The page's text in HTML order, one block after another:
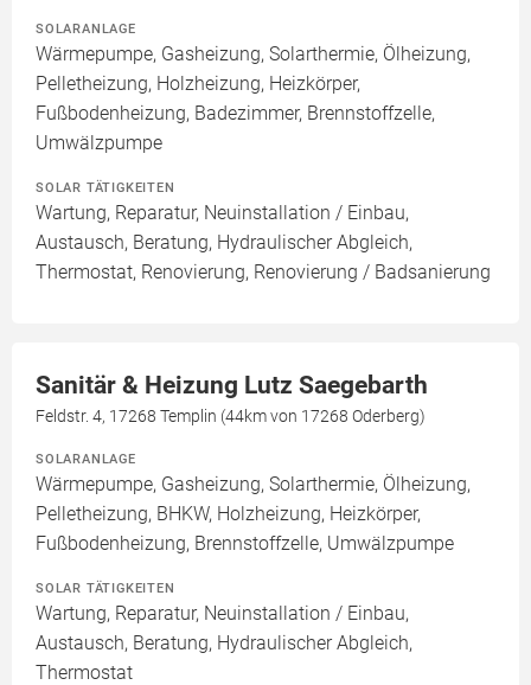
SOLARANLAGE
Wärmepumpe, Gasheizung, Solarthermie, Ölheizung,
Pelletheizung, Holzheizung, Heizkörper,
Fußbodenheizung, Badezimmer, Brennstoffzelle,
Umwälzpumpe
SOLAR TÄTIGKEITEN
Wartung, Reparatur, Neuinstallation / Einbau,
Austausch, Beratung, Hydraulischer Abgleich,
Thermostat, Renovierung, Renovierung / Badsanierung
Sanitär & Heizung Lutz Saegebarth
Feldstr. 4, 17268 Templin (44km von 17268 Oderberg)
SOLARANLAGE
Wärmepumpe, Gasheizung, Solarthermie, Ölheizung,
Pelletheizung, BHKW, Holzheizung, Heizkörper,
Fußbodenheizung, Brennstoffzelle, Umwälzpumpe
SOLAR TÄTIGKEITEN
Wartung, Reparatur, Neuinstallation / Einbau,
Austausch, Beratung, Hydraulischer Abgleich,
Thermostat